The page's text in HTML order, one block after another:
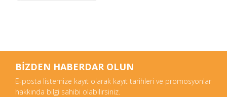
BİZDEN HABERDAR OLUN
E-posta listemize kayıt olarak kayıt tarihleri ve promosyonlar
hakkında bilgi sahibi olabilirsiniz.